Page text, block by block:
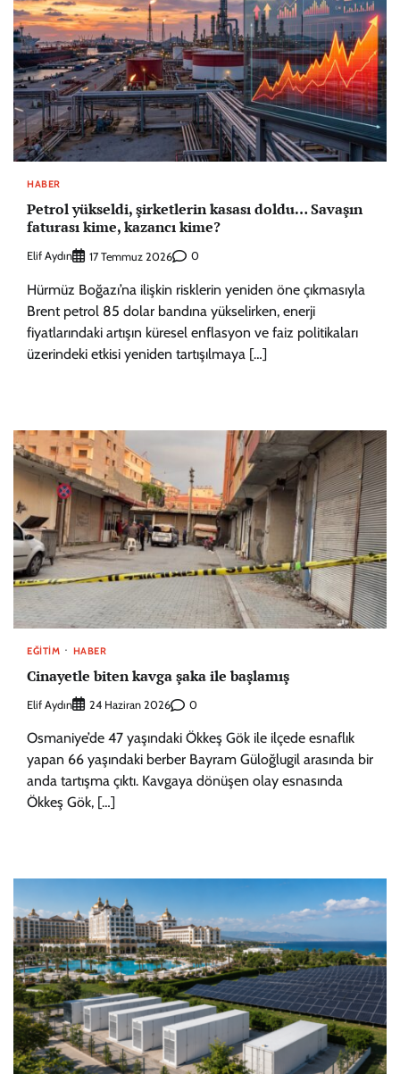
HABER
Petrol yükseldi, şirketlerin kasası doldu… Savaşın
faturası kime, kazancı kime?
Elif Aydın 17 Temmuz 2026 0
Hürmüz Boğazı’na ilişkin risklerin yeniden öne çıkmasıyla
Brent petrol 85 dolar bandına yükselirken, enerji
fiyatlarındaki artışın küresel enflasyon ve faiz politikaları
üzerindeki etkisi yeniden tartışılmaya […]
EĞITIM HABER
Cinayetle biten kavga şaka ile başlamış
Elif Aydın 24 Haziran 2026 0
Osmaniye’de 47 yaşındaki Ökkeş Gök ile ilçede esnaflık
yapan 66 yaşındaki berber Bayram Güloğlugil arasında bir
anda tartışma çıktı. Kavgaya dönüşen olay esnasında
Ökkeş Gök, […]